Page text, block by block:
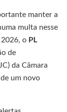
manter a
multa nesse
o PL
de
da Câmara
um novo